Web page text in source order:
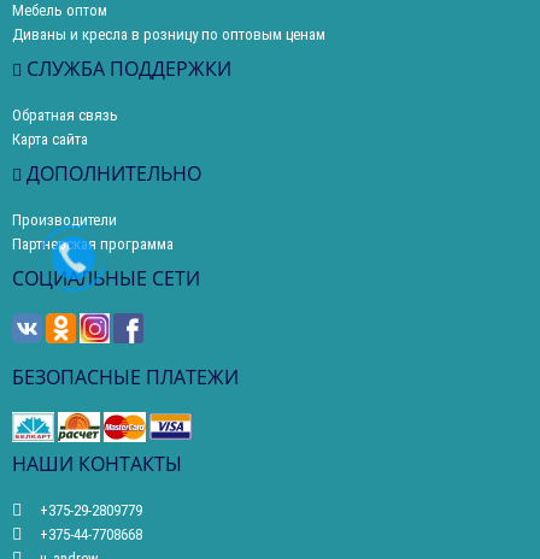
Мебель оптом
Диваны и кресла в розницу по оптовым ценам
СЛУЖБА ПОДДЕРЖКИ
Обратная связь
Карта сайта
ДОПОЛНИТЕЛЬНО
Производители
Партнерская программа
СОЦИАЛЬНЫЕ СЕТИ
БЕЗОПАСНЫЕ ПЛАТЕЖИ
НАШИ КОНТАКТЫ
+375-29-2809779
+375-44-7708668